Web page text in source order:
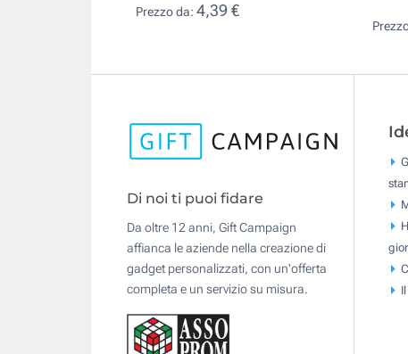
Prezzo da: 4,39 €
Di noi ti puoi fidare
Da oltre 12 anni, Gift Campaign
affianca le aziende nella creazione di
gadget personalizzati, con un'offerta
completa e un servizio su misura.